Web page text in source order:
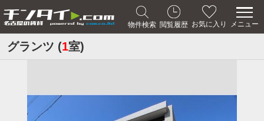
物件検索 閲覧履歴 お気に入り メニュー
グランツ (1室)